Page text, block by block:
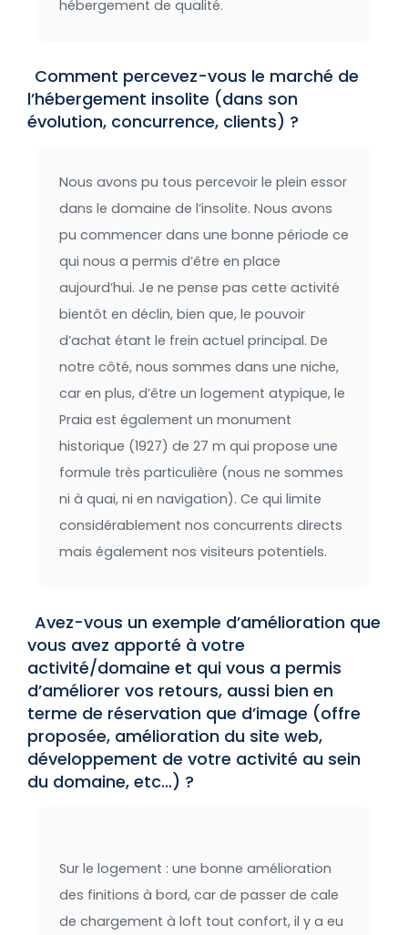
hébergement de qualité.
Comment percevez-vous le marché de
l’hébergement insolite (dans son
évolution, concurrence, clients) ?
Nous avons pu tous percevoir le plein essor
dans le domaine de l’insolite. Nous avons
pu commencer dans une bonne période ce
qui nous a permis d’être en place
aujourd’hui. Je ne pense pas cette activité
bientôt en déclin, bien que, le pouvoir
d’achat étant le frein actuel principal. De
notre côté, nous sommes dans une niche,
car en plus, d’être un logement atypique, le
Praia est également un monument
historique (1927) de 27 m qui propose une
formule très particulière (nous ne sommes
ni à quai, ni en navigation). Ce qui limite
considérablement nos concurrents directs
mais également nos visiteurs potentiels.
Avez-vous un exemple d’amélioration que
vous avez apporté à votre
activité/domaine et qui vous a permis
d’améliorer vos retours, aussi bien en
terme de réservation que d’image (offre
proposée, amélioration du site web,
développement de votre activité au sein
du domaine, etc…) ?
Sur le logement : une bonne amélioration
des finitions à bord, car de passer de cale
de chargement à loft tout confort, il y a eu